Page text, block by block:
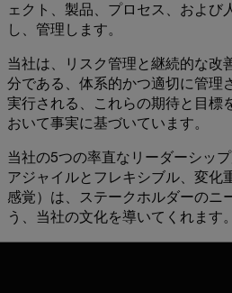
ェクト、製品、プロセス、および
し、管理します。
当社は、リスク管理と継続的な改
分である、体系的かつ適切に管理
実行される、これらの期待と目標
おいて事実に基づいています。
当社の5つの率直なリーダーシッ
アジャイルとフレキシブル、変化
感覚）は、ステークホルダーのニ
う、当社の文化を導いてくれます。